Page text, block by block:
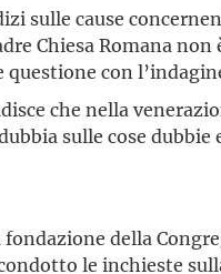
sulle cause
Chiesa Romana
con
che nella
sulle cose dubbie
della
le inchieste